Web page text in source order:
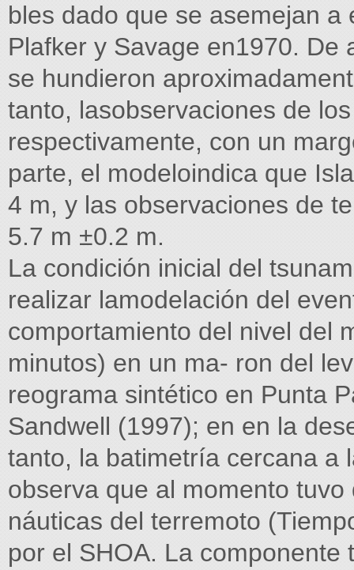
bles dado que se asemejan
Plafker y Savage en1970. De
se hundieron
tanto, lasobservaciones de
respectivamente, con un
parte, el modeloindica que
4 m, y las observaciones de
5.7 m ±0.2 m.
La condición inicial del
realizar lamodelación del
comportamiento del nivel del
minutos) en un ma- ron del
reograma sintético en Punta
Sandwell (1997); en en la
tanto, la batimetría cercana a
observa que al momento
náuticas del terremoto
por el SHOA. La